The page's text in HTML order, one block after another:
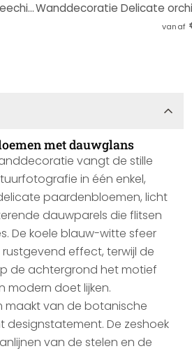
Wanddecoratie Delicate fonkeling van bloesems - Treechild - Aluminium dibond
vanaf
met dauwglans
vangt de stille
in één enkel,
paardenbloemen, licht
dauwparels die flitsen
De koele blauw-witte sfeer
effect, terwijl de
de achtergrond het motief
modern doet lijken.
maakt van de botanische
designstatement. De zeshoek
van de stelen en de